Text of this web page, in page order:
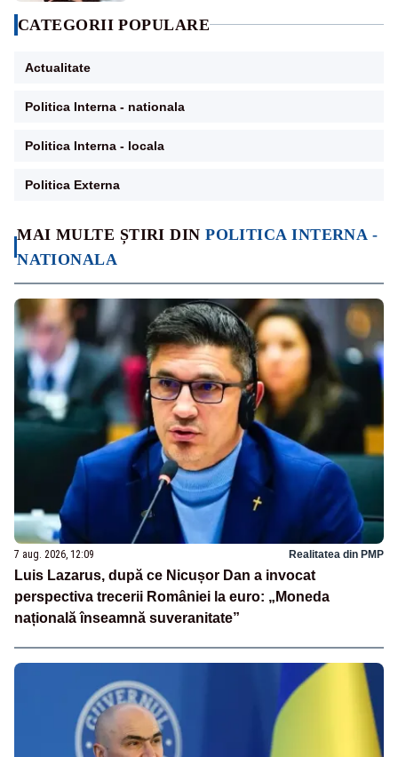
MAI MULTE ȘTIRI DINPOLITICA INTERNA -
NATIONALA
7 aug. 2026, 12:09 Realitatea din PMP
Luis Lazarus, după ce Nicușor Dan a invocat
perspectiva trecerii României la euro: „Moneda
națională înseamnă suveranitate”
CATEGORII POPULARE
Actualitate
Politica Interna - nationala
Politica Interna - locala
Politica Externa